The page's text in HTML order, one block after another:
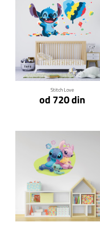
Stitch Love
od 720 din
Klikni za detalje
Klikni za detalje